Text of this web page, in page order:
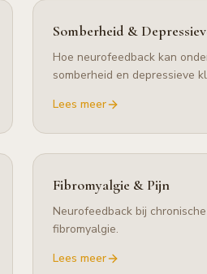
Somberheid &
Hoe neurofeedback kan
somberheid en depressieve
Lees meer
Fibromyalgie & Pijn
Neurofeedback bij
fibromyalgie.
Lees meer